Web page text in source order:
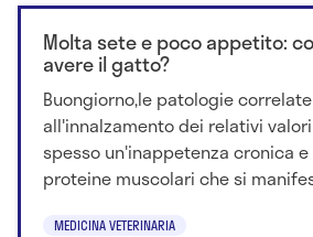
Molta sete e poco appetito:
avere il gatto?
Buongiorno,le patologie
all'innalzamento dei relativi
spesso un'inappetenza cronica
proteine muscolari che si
MEDICINA VETERINARIA